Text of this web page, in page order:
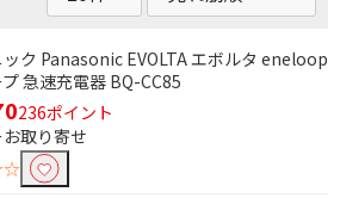
ク Panasonic EVOLTA エボルタ eneloop
急速充電器 BQ-CC85
236ポイント
取り寄せ